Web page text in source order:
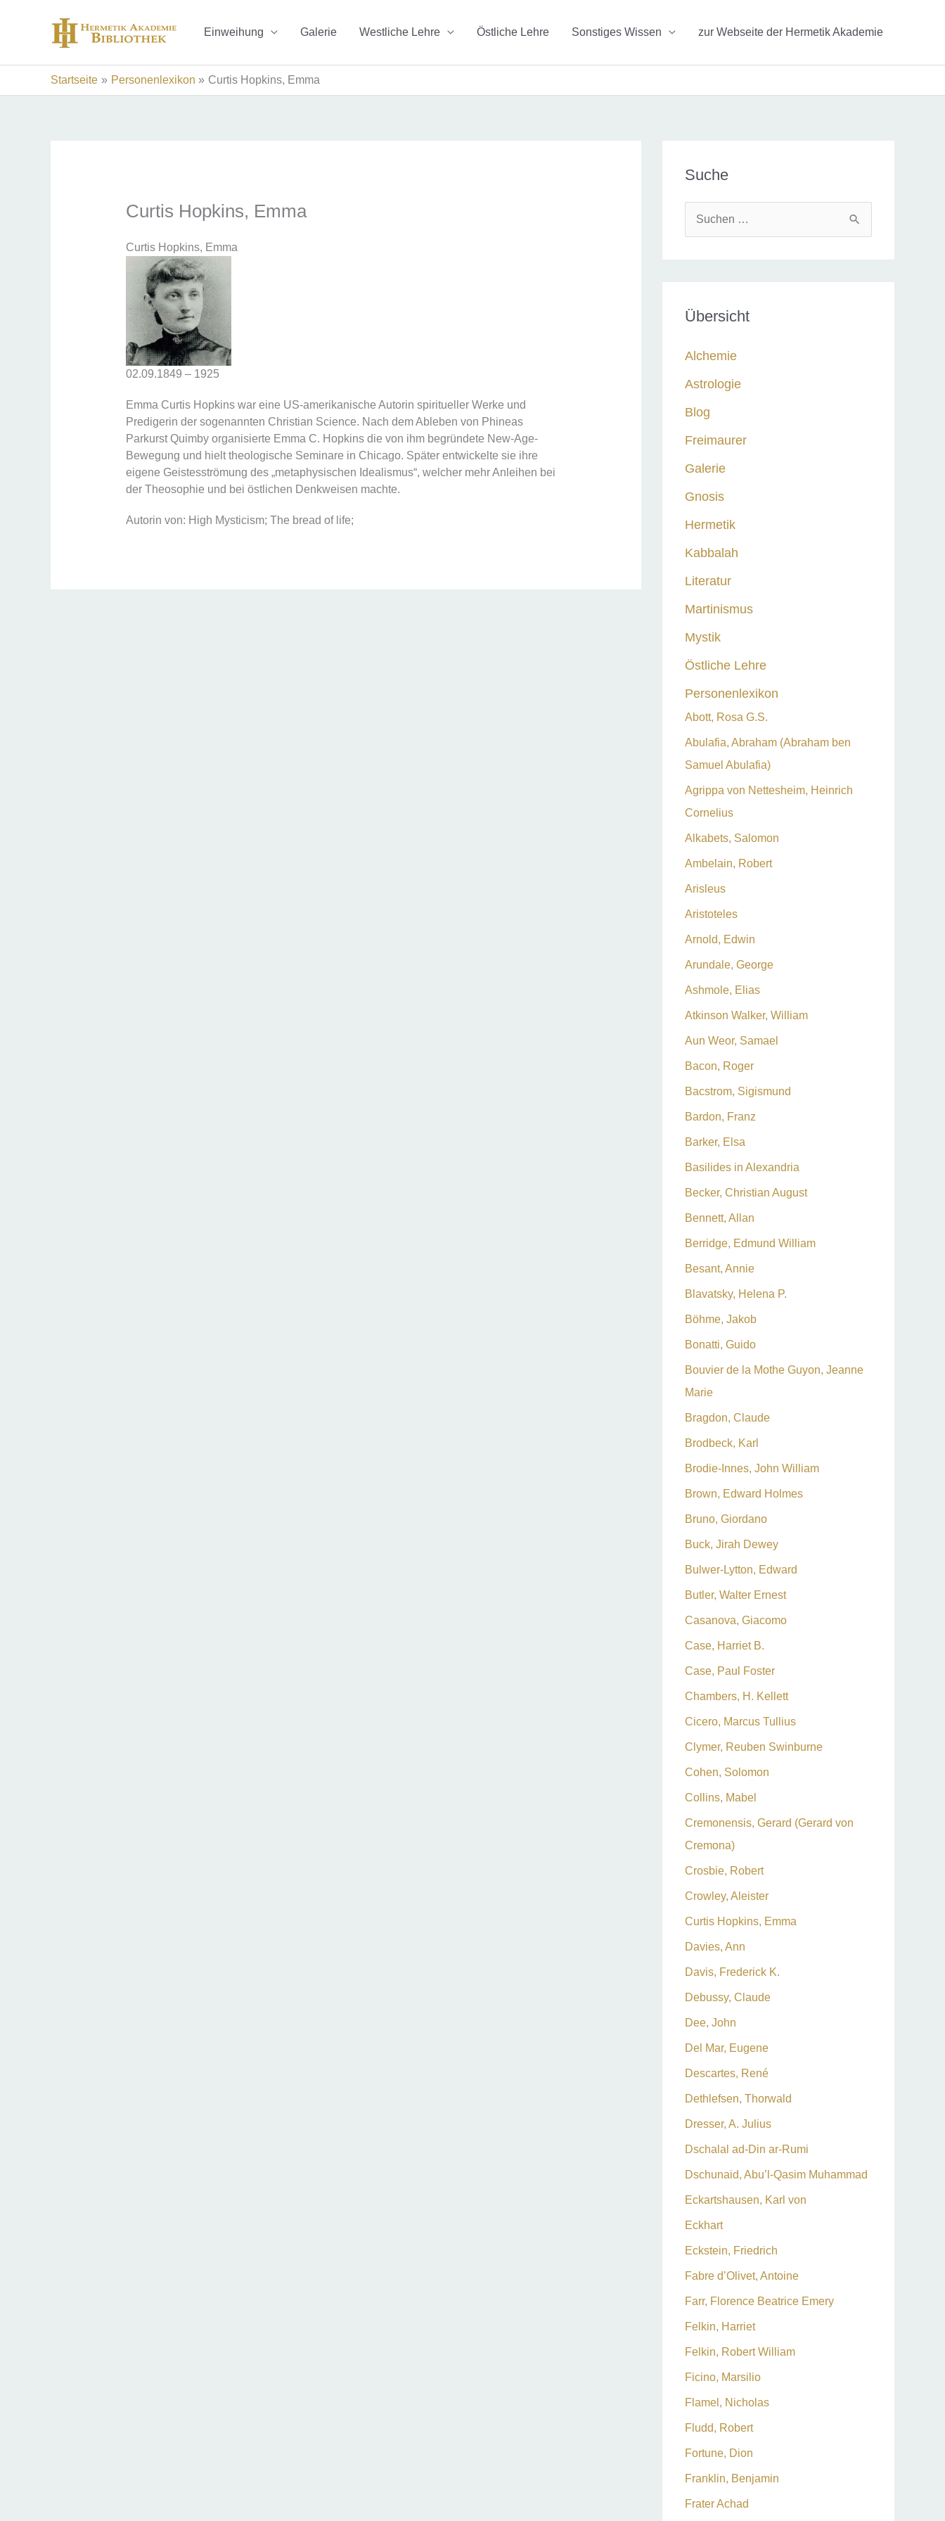
Einweihung Galerie Westliche Lehre Östliche Lehre Sonstiges Wissen zur Webseite der Hermetik Akademie
Startseite Personenlexikon Curtis Hopkins, Emma
Curtis Hopkins, Emma
Curtis Hopkins, Emma
02.09.1849 – 1925
Emma Curtis Hopkins war eine US-amerikanische Autorin spiritueller Werke und
Predigerin der sogenannten Christian Science. Nach dem Ableben von Phineas
Parkurst Quimby organisierte Emma C. Hopkins die von ihm begründete New-Age-
Bewegung und hielt theologische Seminare in Chicago. Später entwickelte sie ihre
eigene Geistesströmung des „metaphysischen Idealismus“, welcher mehr Anleihen bei
der Theosophie und bei östlichen Denkweisen machte.
Autorin von: High Mysticism; The bread of life;
Suche
u
n
c
h
:
Übersicht
Alchemie
Astrologie
Blog
Freimaurer
Galerie
Gnosis
Hermetik
Kabbalah
Literatur
Martinismus
Mystik
Östliche Lehre
Personenlexikon
Abott, Rosa G.S.
Abulafia, Abraham (Abraham ben
Samuel Abulafia)
Agrippa von Nettesheim, Heinrich
Cornelius
Alkabets, Salomon
Ambelain, Robert
Arisleus
Aristoteles
Arnold, Edwin
Arundale, George
Ashmole, Elias
Atkinson Walker, William
Aun Weor, Samael
Bacon, Roger
Bacstrom, Sigismund
Bardon, Franz
Barker, Elsa
Basilides in Alexandria
Becker, Christian August
Bennett, Allan
Berridge, Edmund William
Besant, Annie
Blavatsky, Helena P.
Böhme, Jakob
Bonatti, Guido
Bouvier de la Mothe Guyon, Jeanne
Marie
Bragdon, Claude
Brodbeck, Karl
Brodie-Innes, John William
Brown, Edward Holmes
Bruno, Giordano
Buck, Jirah Dewey
Bulwer-Lytton, Edward
Butler, Walter Ernest
Casanova, Giacomo
Case, Harriet B.
Case, Paul Foster
Chambers, H. Kellett
Cicero, Marcus Tullius
Clymer, Reuben Swinburne
Cohen, Solomon
Collins, Mabel
Cremonensis, Gerard (Gerard von
Cremona)
Crosbie, Robert
Crowley, Aleister
Curtis Hopkins, Emma
Davies, Ann
Davis, Frederick K.
Debussy, Claude
Dee, John
Del Mar, Eugene
Descartes, René
Dethlefsen, Thorwald
Dresser, A. Julius
Dschalal ad-Din ar-Rumi
Dschunaid, Abu’l-Qasim Muhammad
Eckartshausen, Karl von
Eckhart
Eckstein, Friedrich
Fabre d’Olivet, Antoine
Farr, Florence Beatrice Emery
Felkin, Harriet
Felkin, Robert William
Ficino, Marsilio
Flamel, Nicholas
Fludd, Robert
Fortune, Dion
Franklin, Benjamin
Frater Achad